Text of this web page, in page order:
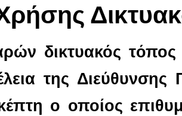
δικτυακός τόπος
της
ο οποίος